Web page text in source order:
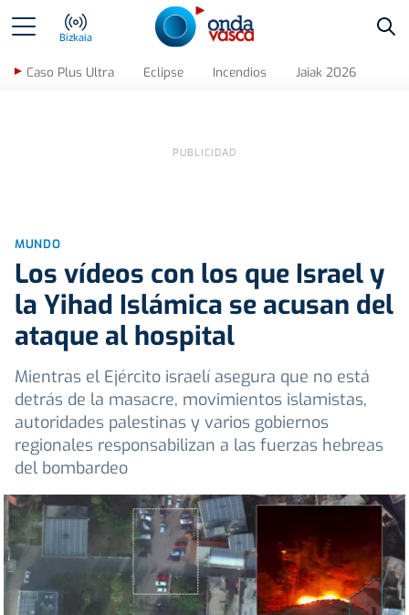
Bizkaia
Caso Plus Ultra Eclipse Incendios Jaiak 2026
MUNDO
Los vídeos con los que Israel y
la Yihad Islámica se acusan del
ataque al hospital
Mientras el Ejército israelí asegura que no está
detrás de la masacre, movimientos islamistas,
autoridades palestinas y varios gobiernos
regionales responsabilizan a las fuerzas hebreas
del bombardeo